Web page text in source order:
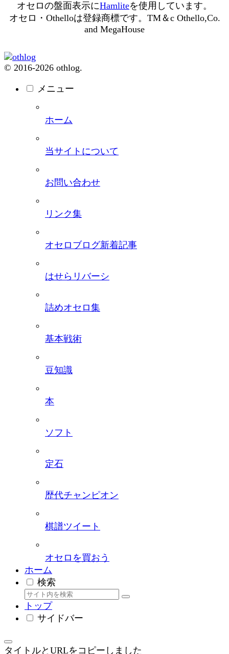
オセロの盤面表示にHamliteを使用しています。
オセロ・Othelloは登録商標です。TM＆c Othello,Co.
and MegaHouse
© 2016-2026 othlog.
メニュー
ホーム
当サイトについて
お問い合わせ
リンク集
オセロブログ新着記事
はせらリバーシ
詰めオセロ集
基本戦術
豆知識
本
ソフト
定石
歴代チャンピオン
棋譜ツイート
オセロを買おう
ホーム
検索
トップ
サイドバー
タイトルとURLをコピーしました